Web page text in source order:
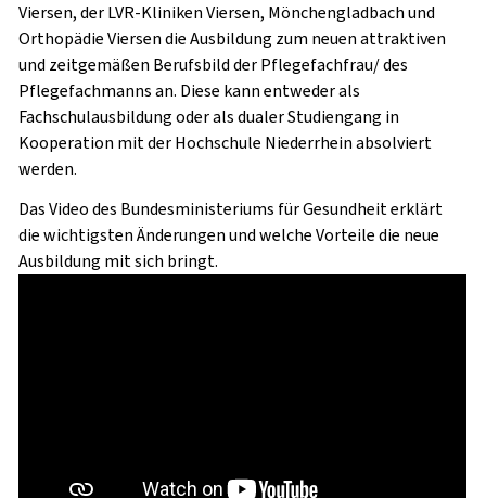
Viersen, der LVR-Kliniken Viersen, Mönchengladbach und
Orthopädie Viersen die Ausbildung zum neuen attraktiven
und zeitgemäßen Berufsbild der Pflegefachfrau/ des
Pflegefachmanns an. Diese kann entweder als
Fachschulausbildung oder als dualer Studiengang in
Kooperation mit der Hochschule Niederrhein absolviert
werden.
Das Video des Bundesministeriums für Gesundheit erklärt
die wichtigsten Änderungen und welche Vorteile die neue
Ausbildung mit sich bringt.